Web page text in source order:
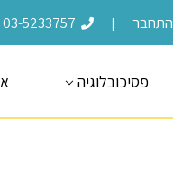
03-5233757 | התחבר
פסיכובלוגיה